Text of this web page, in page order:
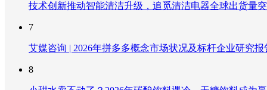
技术创新推动智能清洁升级，追觅清洁电器全球出货量
7
艾媒咨询 | 2026年拼多多概念市场状况及标杆企业研究报
8